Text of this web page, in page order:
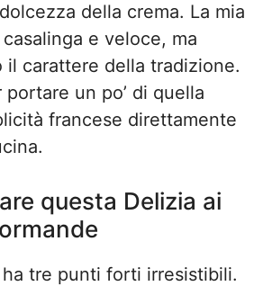
della crema. La mia
e veloce, ma
il carattere della tradizione.
un po’ di quella
francese direttamente
questa Delizia ai
tre punti forti irresistibili.